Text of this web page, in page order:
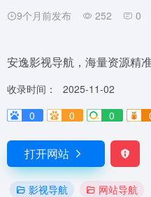
9个月前发布 252 0
安逸影视导航，海量资源精
收录时间：
2025-11-02
0
0 0
打开网站
影视导航 网站导航